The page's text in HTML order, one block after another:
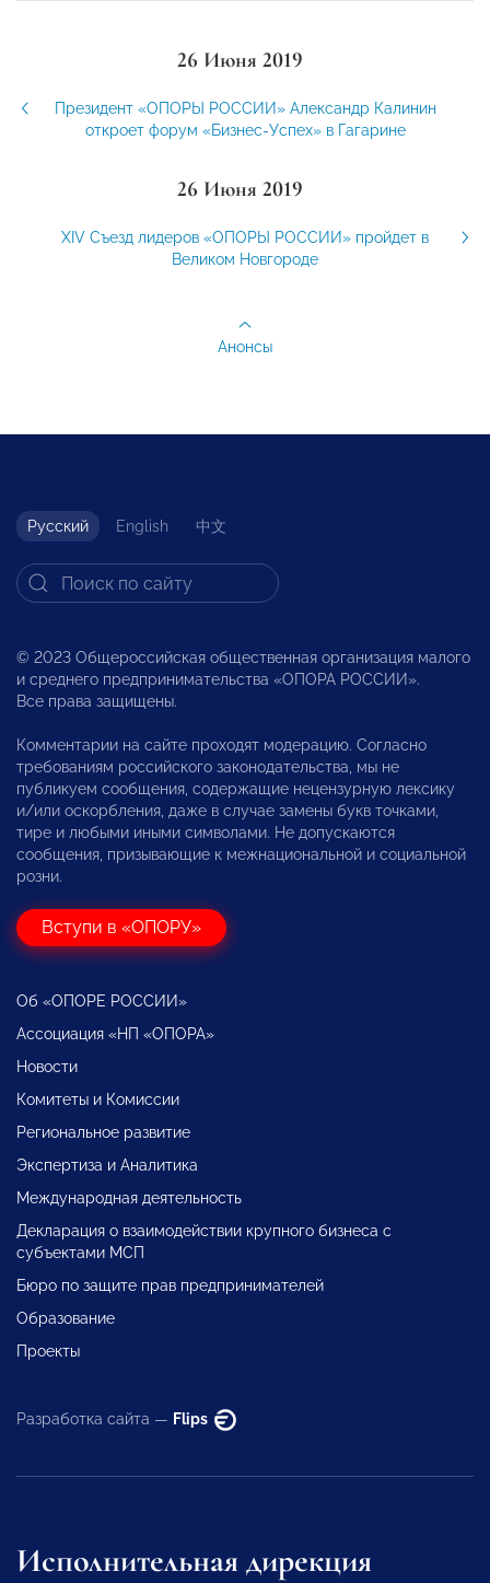
26 Июня 2019
Президент «ОПОРЫ РОССИИ» Александр Калинин
откроет форум «Бизнес-Успех» в Гагарине
26 Июня 2019
XIV Съезд лидеров «ОПОРЫ РОССИИ» пройдет в
Великом Новгороде
Анонсы
Русский English 中文
© 2023 Общероссийская общественная организация малого
и среднего предпринимательства «ОПОРА РОССИИ».
Все права защищены.
Комментарии на сайте проходят модерацию. Согласно
требованиям российского законодательства, мы не
публикуем сообщения, содержащие нецензурную лексику
и/или оскорбления, даже в случае замены букв точками,
тире и любыми иными символами. Не допускаются
сообщения, призывающие к межнациональной и социальной
розни.
Вступи в «ОПОРУ»
Об «ОПОРЕ РОССИИ»
Ассоциация «НП «ОПОРА»
Новости
Комитеты и Комиссии
Региональное развитие
Экспертиза и Аналитика
Международная деятельность
Декларация о взаимодействии крупного бизнеса с
субъектами МСП
Бюро по защите прав предпринимателей
Образование
Проекты
Разработка сайта — Flips
Исполнительная дирекция